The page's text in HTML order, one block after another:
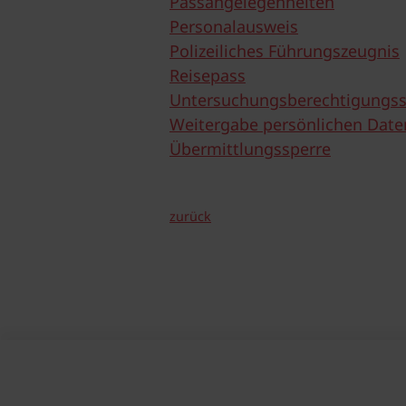
Personalausweis
Polizeiliches Führungszeugnis
Reisepass
Weitergabe persönlichen
Übermittlungssperre
zurück